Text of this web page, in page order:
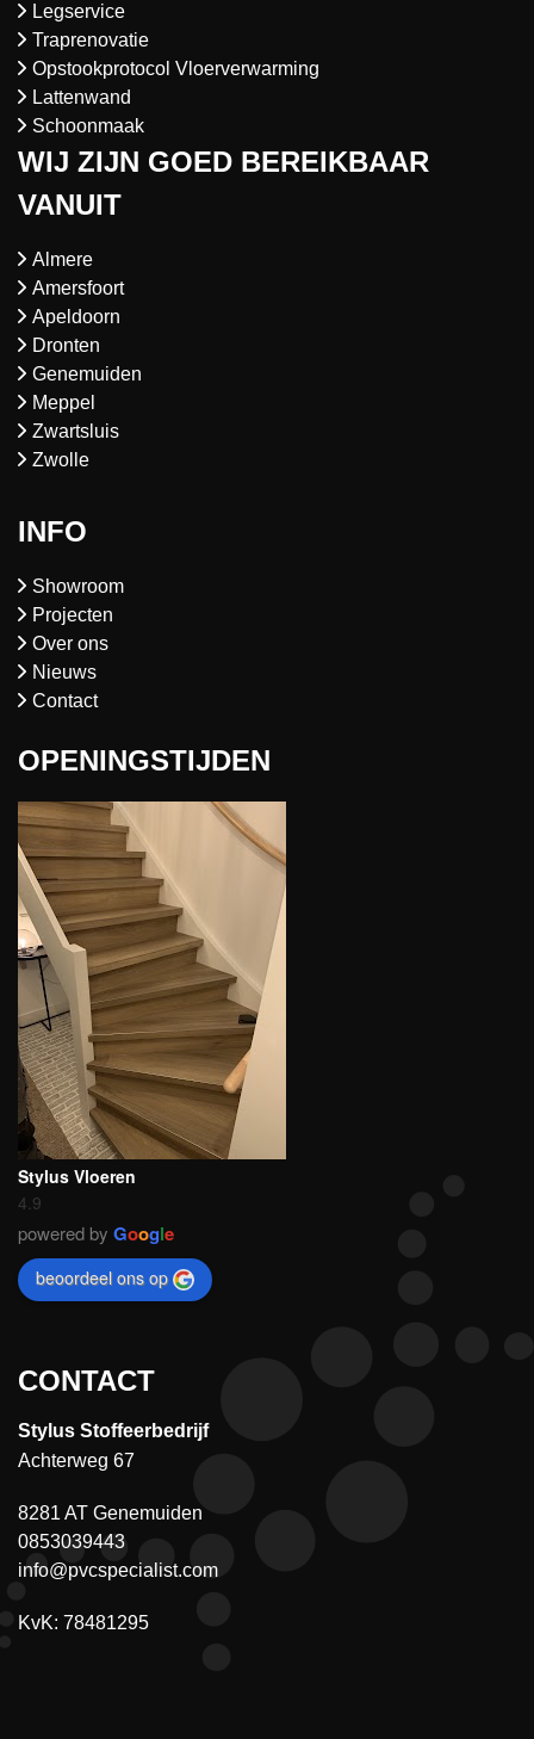
Legservice
Traprenovatie
Opstookprotocol Vloerverwarming
Lattenwand
Schoonmaak
WIJ ZIJN GOED BEREIKBAAR
VANUIT
Almere
Amersfoort
Apeldoorn
Dronten
Genemuiden
Meppel
Zwartsluis
Zwolle
INFO
Showroom
Projecten
Over ons
Nieuws
Contact
OPENINGSTIJDEN
Stylus Vloeren
4.9
powered by Google
beoordeel ons op
CONTACT
Stylus Stoffeerbedrijf
Achterweg 67
8281 AT Genemuiden
0853039443
info@pvcspecialist.com
KvK: 78481295